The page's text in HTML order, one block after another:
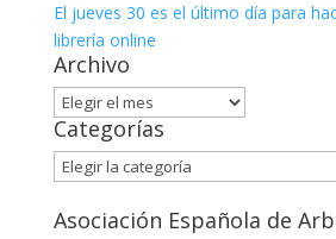
El jueves 30 es el último día para
librería online
Archivo
Archivo
Categorías
Categorías
Asociación Española de